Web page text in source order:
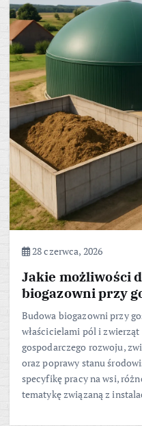
28 czerwca, 2026
Jakie możliwości
biogazowni przy
Budowa biogazowni przy
właścicielami pól i
gospodarczego rozwoju,
oraz poprawy stanu
specyfikę pracy na wsi,
tematykę związaną z